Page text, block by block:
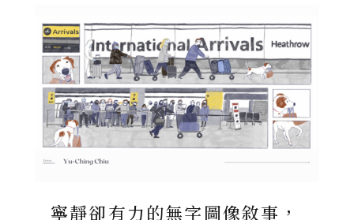
寧靜卻有力的無字圖像敘事，